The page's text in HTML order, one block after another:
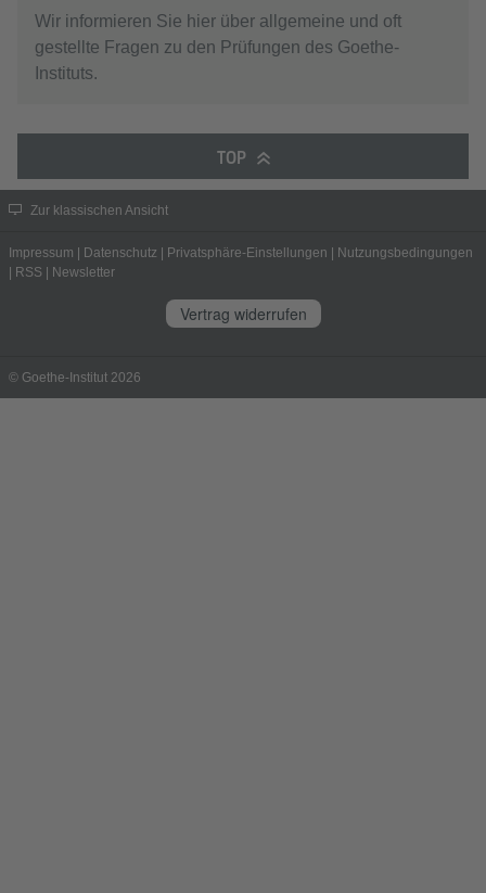
Wir informieren Sie hier über allgemeine und oft
gestellte Fragen zu den Prüfungen des Goethe-
Instituts.
TOP
Zur klassischen Ansicht
Impressum Datenschutz Privatsphäre-Einstellungen
Nutzungsbedingungen
RSS Newsletter
Vertrag widerrufen
© Goethe-Institut 2026